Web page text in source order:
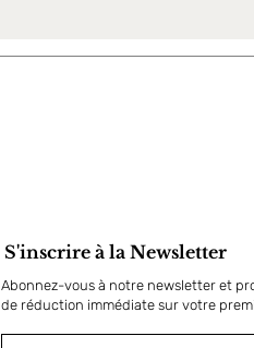
S'inscrire à la Newsletter
Abonnez-vous à notre newsletter et
de réduction immédiate sur votre